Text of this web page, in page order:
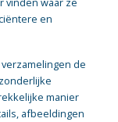
en
de
manier
afbeeldingen